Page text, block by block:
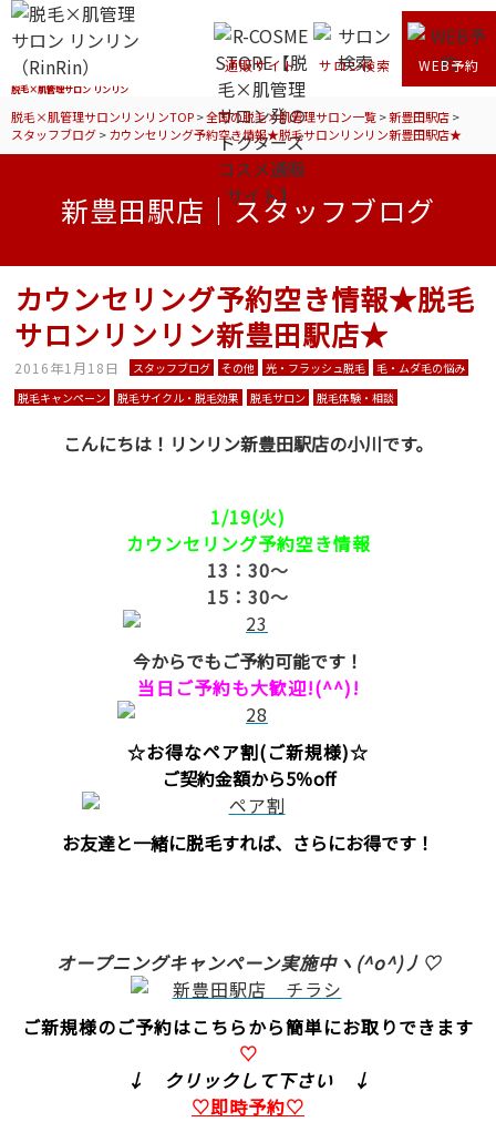
脱毛×肌管理サロン リンリン
通販サイト サロン検索 WEB予約
脱毛×肌管理サロンリンリンTOP>全国の脱毛×肌管理サロン一覧>新豊田駅店>
スタッフブログ>カウンセリング予約空き情報★脱毛サロンリンリン新豊田駅店★
新豊田駅店｜スタッフブログ
カウンセリング予約空き情報★脱毛
サロンリンリン新豊田駅店★
2016年1月18日 スタッフブログ その他 光・フラッシュ脱毛
毛・ムダ毛の悩み
脱毛キャンペーン
脱毛サイクル・脱毛効果 脱毛サロン 脱毛体験・相談
こんにちは！リンリン新豊田駅店の小川です。
1/19(火)
カウンセリング予約空き情報
13：30～
15：30～
今からでもご予約可能です！
当日ご予約も大歓迎!(^^)!
☆お得なペア割(ご新規様)☆
ご契約金額から5％off
お友達と一緒に脱毛すれば、さらにお得です！
オープニングキャンペーン実施中ヽ(^o^)丿♡
ご新規様のご予約はこちらから簡単にお取りできます
♡
↓ クリックして下さい ↓
♡即時予約♡